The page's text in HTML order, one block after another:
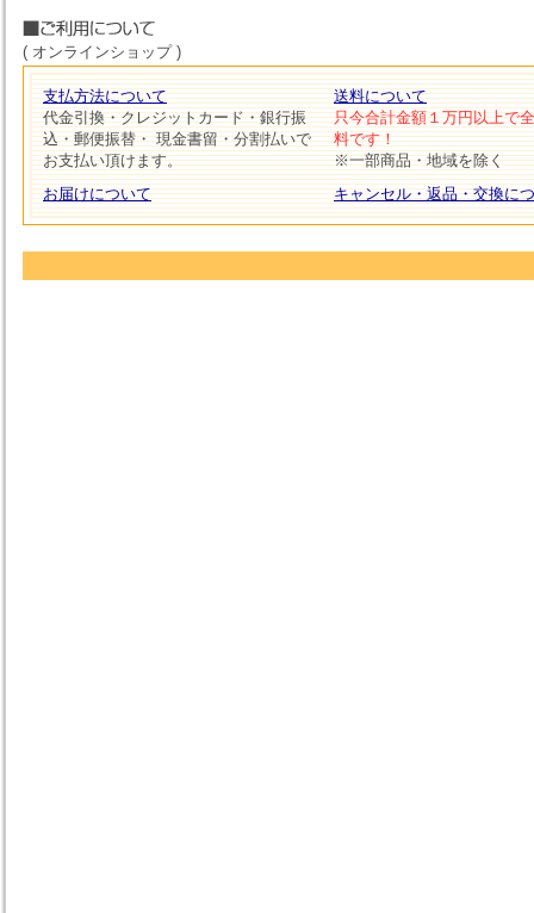
( オンラインショップ )
支払方法について
代金引換・クレジットカード・銀行振
込・郵便振替・ 現金書留・分割払いで
お支払い頂けます。
お届けについて
送料について
只今合計金額１万円以上で
料です！
※一部商品・地域を除く
キャンセル・返品・交換に